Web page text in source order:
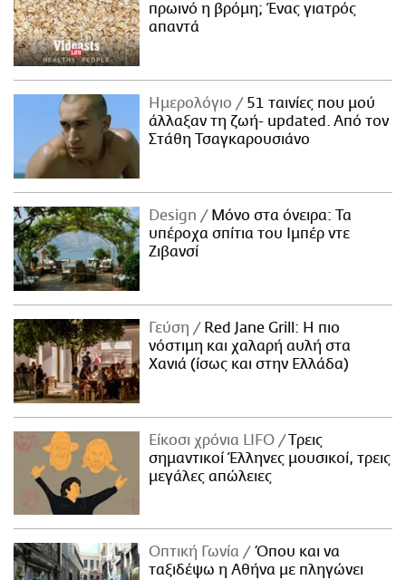
πρωινό η βρόμη; Ένας γιατρός
απαντά
Ημερολόγιο
51 ταινίες που μού
άλλαξαν τη ζωή- updated. Aπό τον
Στάθη Τσαγκαρουσιάνο
Design
Μόνο στα όνειρα: Τα
υπέροχα σπίτια του Ιμπέρ ντε
Ζιβανσί
Γεύση
Red Jane Grill: Η πιο
νόστιμη και χαλαρή αυλή στα
Χανιά (ίσως και στην Ελλάδα)
Είκοσι χρόνια LIFO
Tρεις
σημαντικοί Έλληνες μουσικοί, τρεις
μεγάλες απώλειες
Οπτική Γωνία
Όπου και να
ταξιδέψω η Αθήνα με πληγώνει